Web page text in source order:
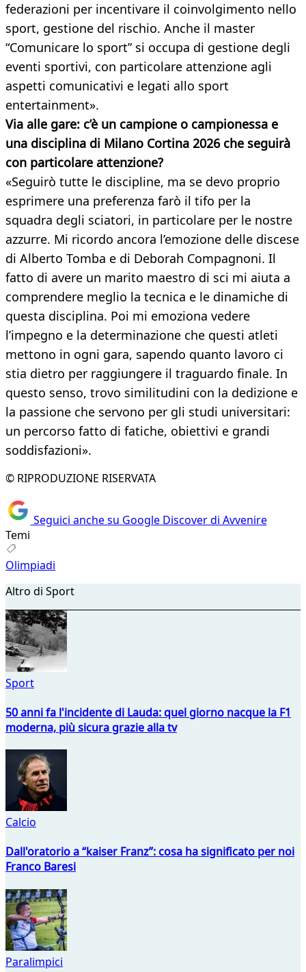
federazioni per incentivare il coinvolgimento nello
sport, gestione del rischio. Anche il master
“Comunicare lo sport” si occupa di gestione degli
eventi sportivi, con particolare attenzione agli
aspetti comunicativi e legati allo sport
entertainment».
Via alle gare: c’è un campione o campionessa e
una disciplina di Milano Cortina 2026 che seguirà
con particolare attenzione?
«Seguirò tutte le discipline, ma se devo proprio
esprimere una preferenza farò il tifo per la
squadra degli sciatori, in particolare per le nostre
azzurre. Mi ricordo ancora l’emozione delle discese
di Alberto Tomba e di Deborah Compagnoni. Il
fatto di avere un marito maestro di sci mi aiuta a
comprendere meglio la tecnica e le dinamiche di
questa disciplina. Poi mi emoziona vedere
l’impegno e la determinazione che questi atleti
mettono in ogni gara, sapendo quanto lavoro ci
stia dietro per raggiungere il traguardo finale. In
questo senso, trovo similitudini con la dedizione e
la passione che servono per gli studi universitari:
un percorso fatto di fatiche, obiettivi e grandi
soddisfazioni».
© RIPRODUZIONE RISERVATA
Seguici anche su Google Discover di Avvenire
Temi
Olimpiadi
Altro di Sport
Sport
50 anni fa l'incidente di Lauda: quel giorno nacque la F1
moderna, più sicura grazie alla tv
Calcio
Dall'oratorio a “kaiser Franz”: cosa ha significato per noi
Franco Baresi
Paralimpici